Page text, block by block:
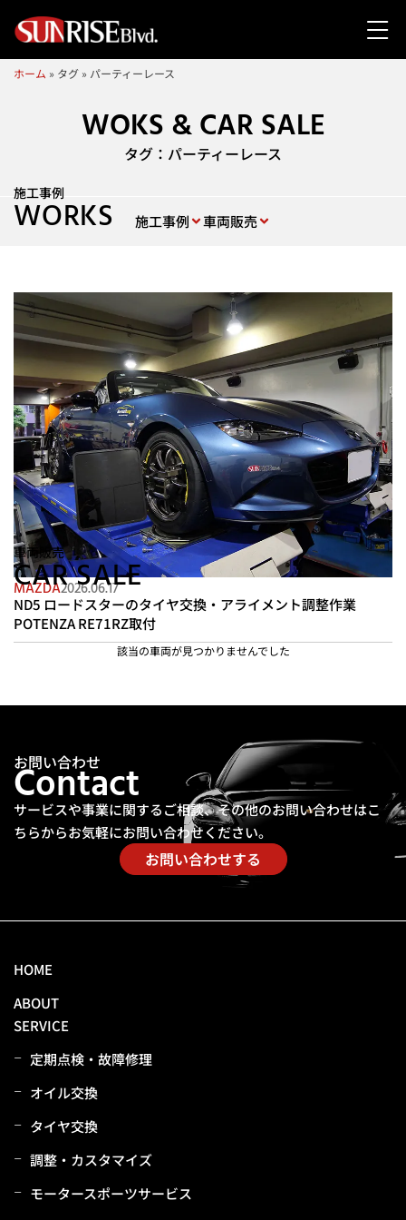
ホーム » タグ » パーティーレース
WOKS & CAR SALE
タグ：パーティーレース
施工事例 車両販売
施工事例
WORKS
MAZDA2026.06.17
ND5 ロードスターのタイヤ交換・アライメント調整作業
POTENZA RE71RZ取付
車両販売
CAR SALE
該当の車両が見つかりませんでした
Contact
お問い合わせ
サービスや事業に関するご相談、その他のお問い合わせはこ
ちらからお気軽にお問い合わせください。
お問い合わせする
HOME
ABOUT
SERVICE
定期点検・故障修理
オイル交換
タイヤ交換
調整・カスタマイズ
モータースポーツサービス